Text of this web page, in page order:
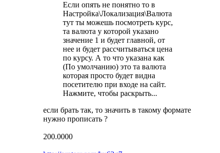
Если опять не понятно то в
Настройка\Локализация\Валюта
тут ты можешь посмотреть курс,
та валюта у которой указано
значение 1 и будет главной, от
нее и будет рассчитываться цена
по курсу. А то что указана как
(По умолчанию) это та валюта
которая просто будет видна
посетителю при входе на сайт.
Нажмите, чтобы раскрыть...
если брать так, то значить в такому формате
нужно прописать ?
200.0000